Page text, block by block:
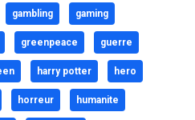
gambling gaming
greenpeace guerre
harry potter hero
horreur humanite